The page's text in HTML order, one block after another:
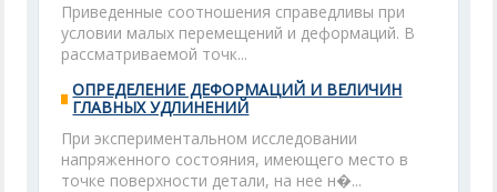
Приведенные соотношения справедливы при
условии малых перемещений и деформаций. В
рассматриваемой точк...
ОПРЕДЕЛЕНИЕ ДЕФОРМАЦИЙ И ВЕЛИЧИН
ГЛАВНЫХ УДЛИНЕНИЙ
При экспериментальном исследовании
напряженного состояния, имеющего место в
точке поверхности детали, на нее н�...